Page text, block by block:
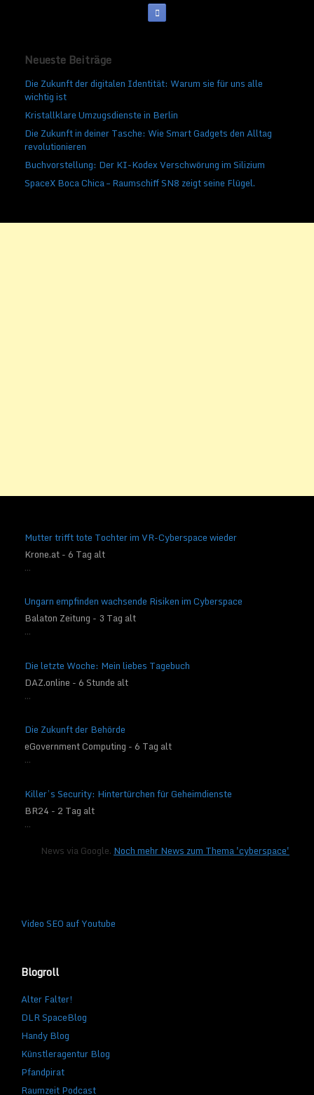
Neueste Beiträge
Die Zukunft der digitalen Identität: Warum sie für uns alle
wichtig ist
Kristallklare Umzugsdienste in Berlin
Die Zukunft in deiner Tasche: Wie Smart Gadgets den Alltag
revolutionieren
Buchvorstellung: Der KI-Kodex Verschwörung im Silizium
SpaceX Boca Chica – Raumschiff SN8 zeigt seine Flügel.
Mutter trifft tote Tochter im VR-Cyberspace wieder
Krone.at - 6 Tag alt
...
Ungarn empfinden wachsende Risiken im Cyberspace
Balaton Zeitung - 3 Tag alt
...
Die letzte Woche: Mein liebes Tagebuch
DAZ.online - 6 Stunde alt
...
Die Zukunft der Behörde
eGovernment Computing - 6 Tag alt
...
Killer’s Security: Hintertürchen für Geheimdienste
BR24 - 2 Tag alt
...
News via Google.Noch mehr News zum Thema 'cyberspace'
Video SEO auf Youtube
Blogroll
Alter Falter!
DLR SpaceBlog
Handy Blog
Künstleragentur Blog
Pfandpirat
Raumzeit Podcast